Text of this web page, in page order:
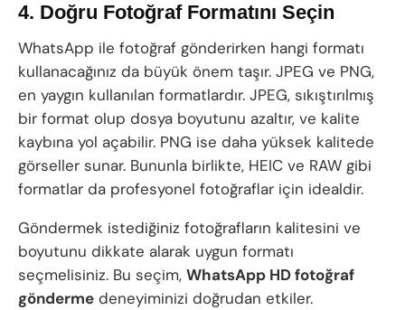
4. Doğru Fotoğraf Formatını Seçin
WhatsApp ile fotoğraf gönderirken hangi formatı
kullanacağınız da büyük önem taşır. JPEG ve PNG,
en yaygın kullanılan formatlardır. JPEG, sıkıştırılmış
bir format olup dosya boyutunu azaltır, ve kalite
kaybına yol açabilir. PNG ise daha yüksek kalitede
görseller sunar. Bununla birlikte, HEIC ve RAW gibi
formatlar da profesyonel fotoğraflar için idealdir.
Göndermek istediğiniz fotoğrafların kalitesini ve
boyutunu dikkate alarak uygun formatı
seçmelisiniz. Bu seçim, WhatsApp HD fotoğraf
gönderme deneyiminizi doğrudan etkiler.